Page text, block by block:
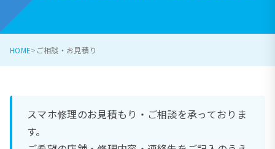
HOME ご相談・お見積り
スマホ修理のお見積もり・ご相談を承っておりま
す。